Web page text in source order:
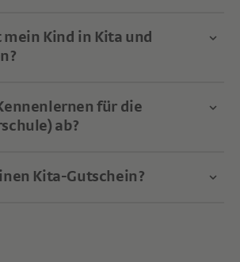
Kind in Kita und
für die
ab?
Kita-Gutschein?